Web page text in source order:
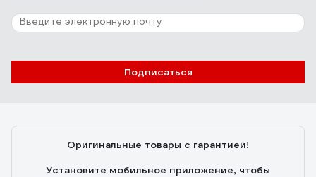
Подписаться
Оригинальные товары с гарантией!
Установите мобильное приложение, чтобы